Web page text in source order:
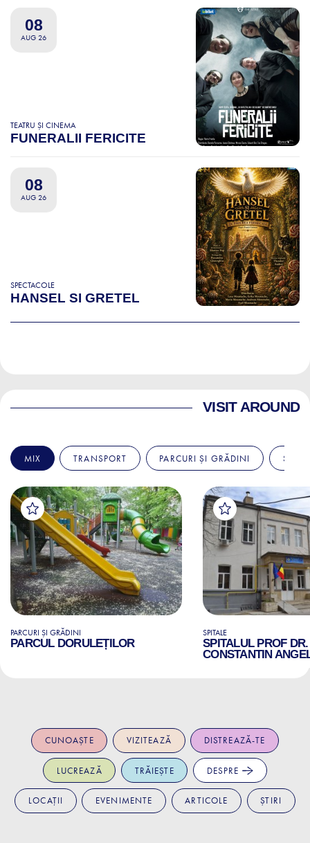
08
AUG 26
TEATRU ȘI CINEMA
FUNERALII FERICITE
08
AUG 26
SPECTACOLE
HANSEL SI GRETEL
VISIT AROUND
MIX TRANSPORT PARCURI ȘI GRĂDINI
PARCURI ȘI GRĂDINI
PARCUL DORULEȚILOR
SPITALE
SPITALUL PROF DR.
CONSTANTIN
CUNOAȘTE VIZITEAZĂ DISTREAZĂ-TE
LUCREAZĂ TRĂIEȘTE DESPRE
LOCAȚII EVENIMENTE ARTICOLE ȘTIRI